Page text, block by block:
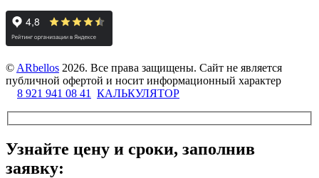
©ARbellos 2026. Все права защищены. Сайт не является
публичной офертой и носит информационный характер
8 921 941 08 41 КАЛЬКУЛЯТОР
Узнайте цену и сроки, заполнив
заявку: